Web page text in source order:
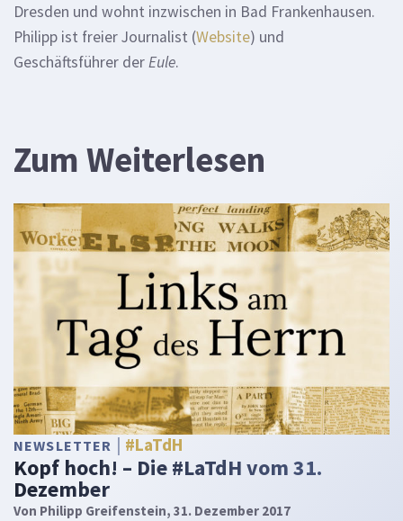
Dresden und wohnt inzwischen in Bad Frankenhausen.
Philipp ist freier Journalist (Website) und
Geschäftsführer derEule.
Zum Weiterlesen
NEWSLETTER #LaTdH
Kopf hoch! – Die #LaTdH vom 31.
Dezember
Von Philipp Greifenstein, 31. Dezember 2017